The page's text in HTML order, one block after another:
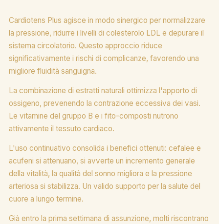
Cardiotens Plus agisce in modo sinergico per normalizzare
la pressione, ridurre i livelli di colesterolo LDL e depurare il
sistema circolatorio. Questo approccio riduce
significativamente i rischi di complicanze, favorendo una
migliore fluidità sanguigna.
La combinazione di estratti naturali ottimizza l'apporto di
ossigeno, prevenendo la contrazione eccessiva dei vasi.
Le vitamine del gruppo B e i fito-composti nutrono
attivamente il tessuto cardiaco.
L'uso continuativo consolida i benefici ottenuti: cefalee e
acufeni si attenuano, si avverte un incremento generale
della vitalità, la qualità del sonno migliora e la pressione
arteriosa si stabilizza. Un valido supporto per la salute del
cuore a lungo termine.
Già entro la prima settimana di assunzione, molti riscontrano